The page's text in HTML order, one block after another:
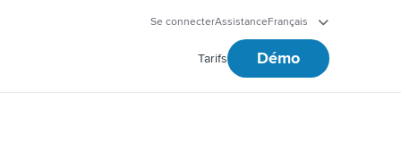
Se connecterAssistanceFrançais
Tarifs Démo